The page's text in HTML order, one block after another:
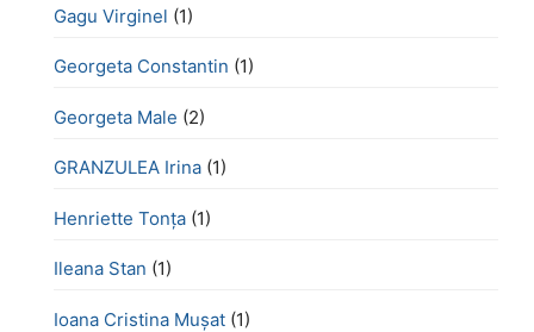
Gagu Virginel (1)
Georgeta Constantin (1)
Georgeta Male (2)
GRANZULEA Irina (1)
Henriette Tonţa (1)
Ileana Stan (1)
Ioana Cristina Mușat (1)